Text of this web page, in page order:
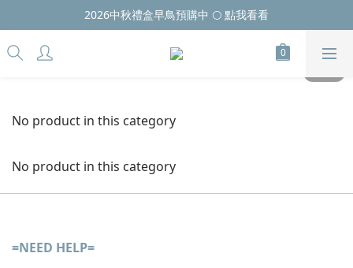
2026中秋禮盒早鳥預購中 🌕 點我看看
No product in this category
No product in this category
=NEED HELP=